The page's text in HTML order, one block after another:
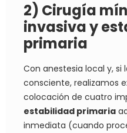
2) Cirugía
invasiva y
primaria
Con anestesia local y, si
consciente, realizamos
colocación de cuatro
estabilidad primaria
inmediata (cuando